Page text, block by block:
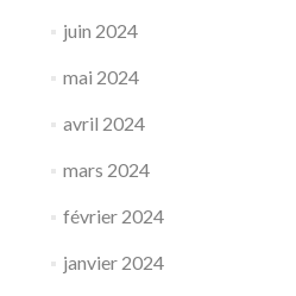
juin 2024
mai 2024
avril 2024
mars 2024
février 2024
janvier 2024